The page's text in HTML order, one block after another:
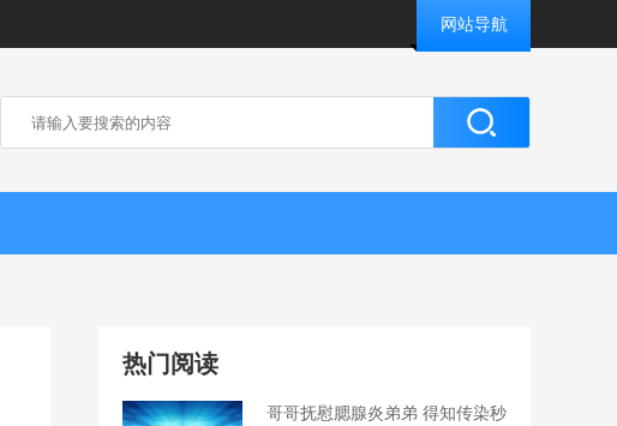
网站导航
热门阅读
哥哥抚慰腮腺炎弟弟 得知传染秒